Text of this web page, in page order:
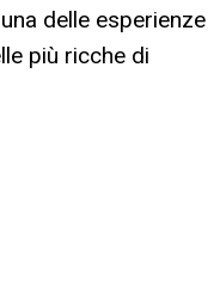
delle esperienze
più ricche di